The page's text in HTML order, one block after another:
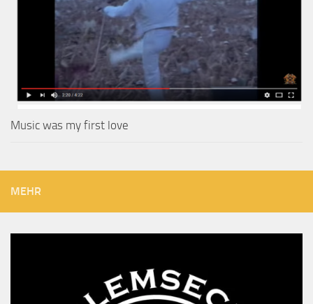
Music was my first love
MEHR